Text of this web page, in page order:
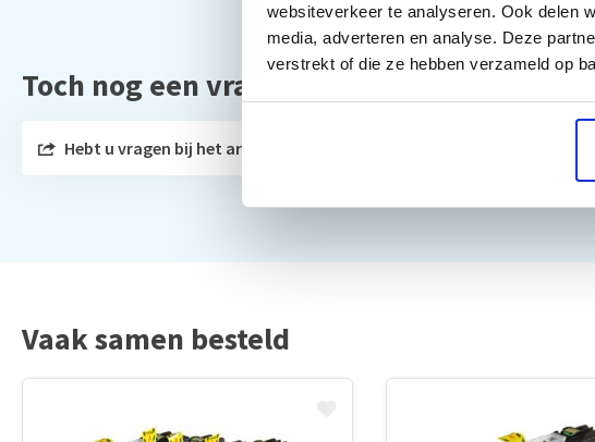
websiteverkeer te analyseren. Ook delen
media, adverteren en analyse. Deze
verstrekt of die ze hebben verzameld op
Toch nog een vraag?
Hebt u vragen bij het artikel?
Vaak samen besteld